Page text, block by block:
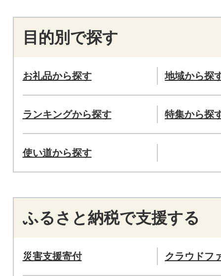
目的別で探す
お礼品から探す 地域から探
ランキングから探す 特集から探
使い道から探す
ふるさと納税で支援する
災害支援寄付 クラウドフ